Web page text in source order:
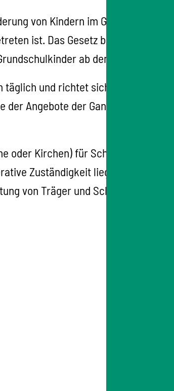
von Kindern im Grundschulalter
ist. Das Gesetz beinhaltet die
ab dem Schuljahr
und richtet sich gegen den
Angebote der
Kirchen) für Schulkinder
Zuständigkeit liegt beim
von Träger und Schule gestellt ist.